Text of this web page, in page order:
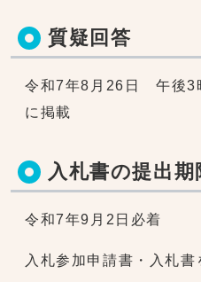
質疑回答
令和7年8月26日 午後3
に掲載
入札書の提出期
令和7年9月2日必着
入札参加申請書・入札書